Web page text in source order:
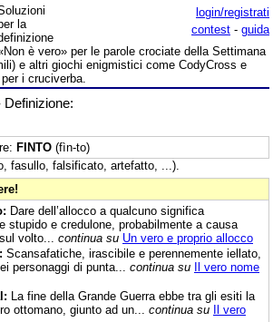
login/registrati
contest - guida
la
è vero» per le parole crociate della Settimana
e altri giochi enigmistici come CodyCross e
i cruciverba.
Definizione:
FINTO (fìn-to)
fasullo, falsificato, artefatto, ...).
Dare dell’allocco a qualcuno significa
stupido e credulone, probabilmente a causa
volto... continua su Un vero e proprio allocco
Scansafatiche, irascibile e perennemente iellato,
personaggi di punta... continua su Il vero nome
La fine della Grande Guerra ebbe tra gli esiti la
ottomano, giunto ad un... continua su Il vero